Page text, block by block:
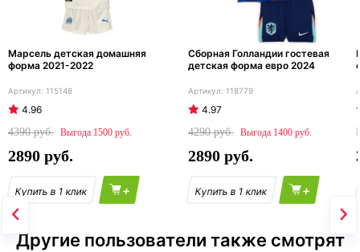
Марсель детская домашняя
форма 2021-2022
115148
4.96
4390
1500
2890
+
Сборная Голландии гостевая
детская форма евро 2024
118779
4.97
4290
1400
2890
+
Другие пользователи также смотрят